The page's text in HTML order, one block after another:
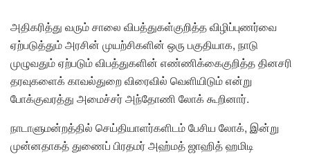
அதிகரித்து வரும் சாலை விபத்துகள்குறித்த விழிப்புணர்வை
ஏற்படுத்தும் அரசின் முயற்சிகளின் ஒரு பகுதியாக, நாடு
முழுவதும் ஏற்படும் விபத்துகளின் எண்ணிக்கைகுறித்த தினசரி
தரவுகளைக் காவல்துறை விரைவில் வெளியிடும் என்று
போக்குவரத்து அமைச்சர் அந்தோணி லோக் கூறினார்.
நாடாளுமன்றத்தில் செய்தியாளர்களிடம் பேசிய லோக், இன்று
முன்னதாகத் துணைப் பிரதமர் அஹ்மத் ஜாஹித் ஹமிடி